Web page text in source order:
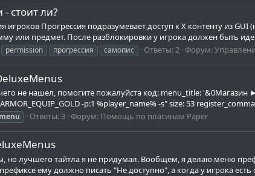
стоит ли?
игроков Прогрессия подразумевает доступ к Х контенту из
или предмет. После разблокировки у игрока должен быть
permission прогрессия самопис Ответы: 2 Форум:
не нашел, помогите пожалуйста код: menu_title:
-p:1 %player_name% -s" size: 53
menu Ответы: 3 Форум: Помощь по плагинам Paper
но лучшего тайтла я не придумал. Вообщем, я делаю меню
ему должно писать "Не доступно", а когда у игрока